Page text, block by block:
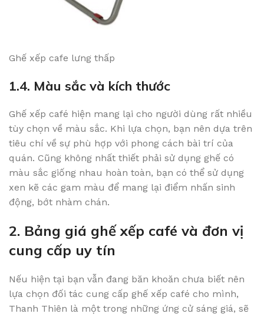
Ghế xếp cafe lưng thấp
1.4. Màu sắc và kích thước
Ghế xếp café hiện mang lại cho người dùng rất nhiều
tùy chọn về màu sắc. Khi lựa chọn, bạn nên dựa trên
tiêu chí về sự phù hợp với phong cách bài trí của
quán. Cũng không nhất thiết phải sử dụng ghế có
màu sắc giống nhau hoàn toàn, bạn có thể sử dụng
xen kẽ các gam màu để mang lại điểm nhấn sinh
động, bớt nhàm chán.
2. Bảng giá ghế xếp café và đơn vị
cung cấp uy tín
Nếu hiện tại bạn vẫn đang băn khoăn chưa biết nên
lựa chọn đối tác cung cấp ghế xếp café cho mình,
Thanh Thiên là một trong những ứng cử sáng giá, sẽ